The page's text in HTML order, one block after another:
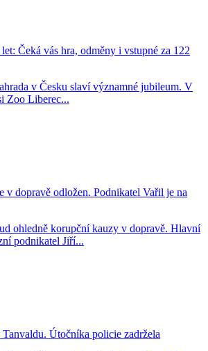
Čeká vás hra, odměny i vstupné za 122
v Česku slaví významné jubileum. V
Zoo Liberec...
v dopravě odložen. Podnikatel Vařil je na
ohledně korupční kauzy v dopravě. Hlavní
podnikatel Jiří...
Útočníka policie zadržela